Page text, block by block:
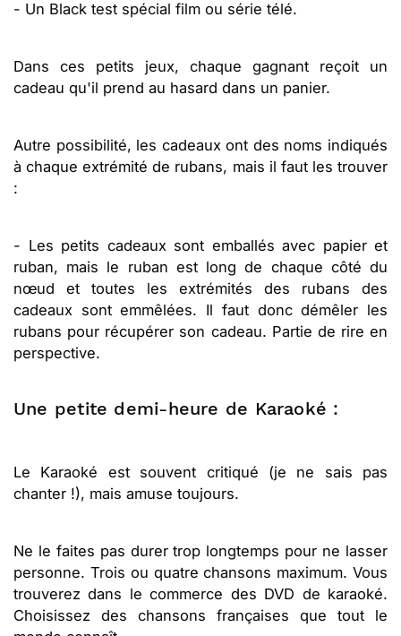
- Un Black test spécial film ou série télé.
Dans ces petits jeux, chaque gagnant reçoit un
cadeau qu'il prend au hasard dans un panier.
Autre possibilité, les cadeaux ont des noms indiqués
à chaque extrémité de rubans, mais il faut les trouver
:
- Les petits cadeaux sont emballés avec papier et
ruban, mais le ruban est long de chaque côté du
nœud et toutes les extrémités des rubans des
cadeaux sont emmêlées. Il faut donc démêler les
rubans pour récupérer son cadeau. Partie de rire en
perspective.
Une petite demi-heure de Karaoké :
Le Karaoké est souvent critiqué (je ne sais pas
chanter !), mais amuse toujours.
Ne le faites pas durer trop longtemps pour ne lasser
personne. Trois ou quatre chansons maximum. Vous
trouverez dans le commerce des DVD de karaoké.
Choisissez des chansons françaises que tout le